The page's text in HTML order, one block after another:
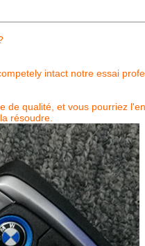
intact notre essai
qualité, et vous pourriez
résoudre.